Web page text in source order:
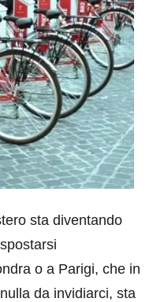
sta diventando
o a Parigi, che in
da invidiarci, sta